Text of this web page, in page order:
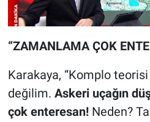
“ZAMANLAMA ÇOK
Karakaya, “Komplo
değilim. Askeri uçağın
çok enteresan! Neden?